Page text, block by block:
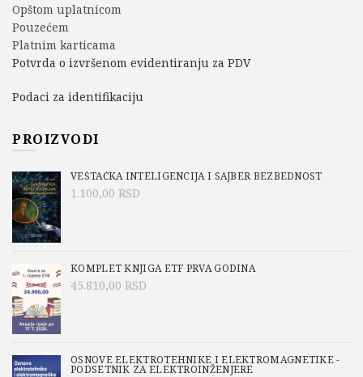
Opštom uplatnicom
Pouzećem
Platnim karticama
Potvrda o izvršenom evidentiranju za PDV
Podaci za identifikaciju
PROIZVODI
VEŠTAČKA INTELIGENCIJA I SAJBER BEZBEDNOST
1.100,00 RSD
KOMPLET KNJIGA ETF PRVA GODINA
45.810,00 RSD
OSNOVE ELEKTROTEHNIKE I ELEKTROMAGNETIKE -
PODSETNIK ZA ELEKTROINŽENJERE